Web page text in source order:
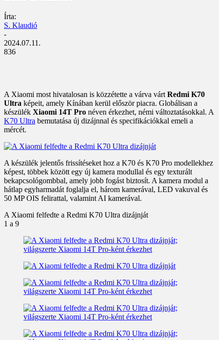
Írta:
S. Klaudió
-
2024.07.11.
836
A Xiaomi most hivatalosan is közzétette a várva várt Redmi K70
Ultra képeit, amely Kínában kerül először piacra. Globálisan a
készülék Xiaomi 14T Pro néven érkezhet, némi változtatásokkal. A
K70 Ultra bemutatása új dizájnnal és specifikációkkal emeli a
mércét.
A készülék jelentős frissítéseket hoz a K70 és K70 Pro modellekhez
képest, többek között egy új kamera modullal és egy texturált
bekapcsológombbal, amely jobb fogást biztosít. A kamera modul a
hátlap egyharmadát foglalja el, három kamerával, LED vakuval és
50 MP OIS felirattal, valamint AI kamerával.
A Xiaomi felfedte a Redmi K70 Ultra dizájnját
1 a 9